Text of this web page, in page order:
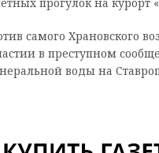
самого Храновского
в преступном
воды на